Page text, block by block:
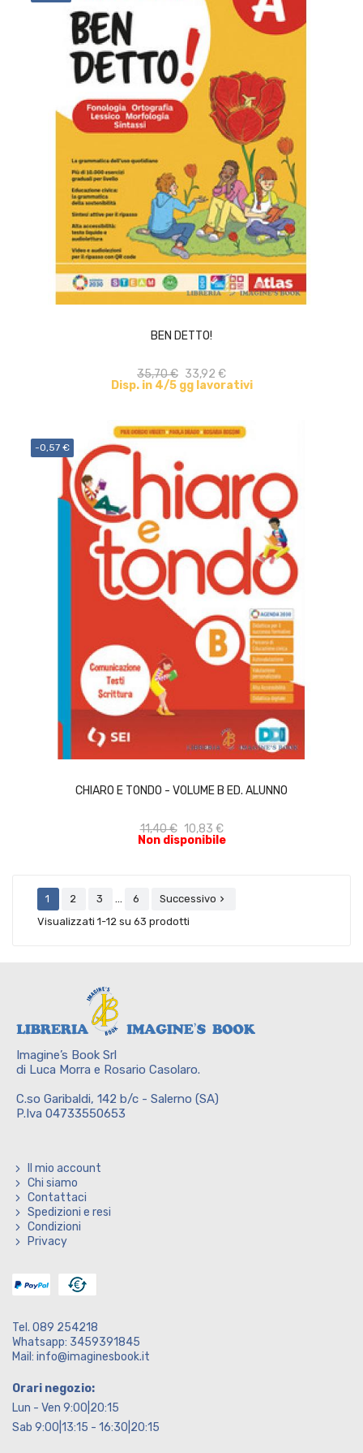
BEN DETTO!
35,70 € 33,92 €
Disp. in 4/5 gg lavorativi
ACQUISTA
-0,57 €
CHIARO E TONDO - VOLUME B ED. ALUNNO
11,40 € 10,83 €
Non disponibile
ACQUISTA
1 2 3 … 6 Successivo 
Visualizzati 1-12 su 63 prodotti
Imagine’s Book Srl
di Luca Morra e Rosario Casolaro.
C.so Garibaldi, 142 b/c - Salerno (SA)
P.Iva 04733550653
Il mio account
Chi siamo
Contattaci
Spedizioni e resi
Condizioni
Privacy
Tel. 089 254218
Whatsapp: 3459391845
Mail: info@imaginesbook.it
Orari negozio:
Lun - Ven 9:00|20:15
Sab 9:00|13:15 - 16:30|20:15